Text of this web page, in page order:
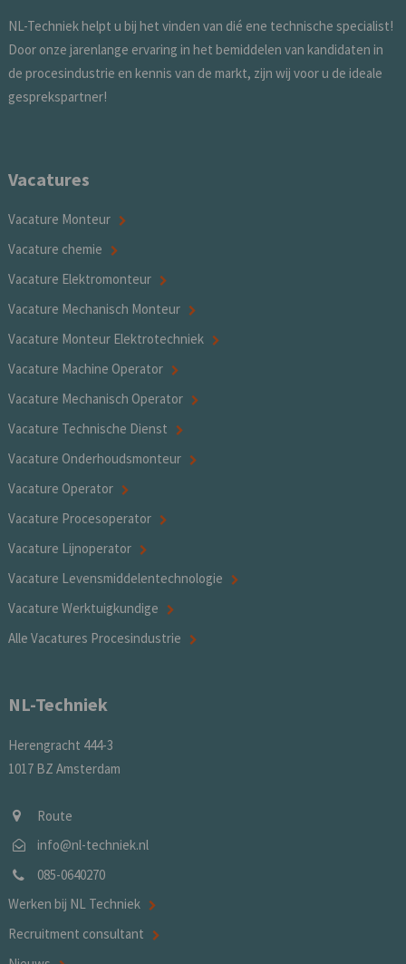
NL-Techniek helpt u bij het vinden van dié ene technische specialist!
Door onze jarenlange ervaring in het bemiddelen van kandidaten in
de procesindustrie en kennis van de markt, zijn wij voor u de ideale
gesprekspartner!
Vacatures
Vacature Monteur
Vacature chemie
Vacature Elektromonteur
Vacature Mechanisch Monteur
Vacature Monteur Elektrotechniek
Vacature Machine Operator
Vacature Mechanisch Operator
Vacature Technische Dienst
Vacature Onderhoudsmonteur
Vacature Operator
Vacature Procesoperator
Vacature Lijnoperator
Vacature Levensmiddelentechnologie
Vacature Werktuigkundige
Alle Vacatures Procesindustrie
NL-Techniek
Herengracht 444-3
1017 BZ Amsterdam
Route
info@nl-techniek.nl
085-0640270
Werken bij NL Techniek
Recruitment consultant